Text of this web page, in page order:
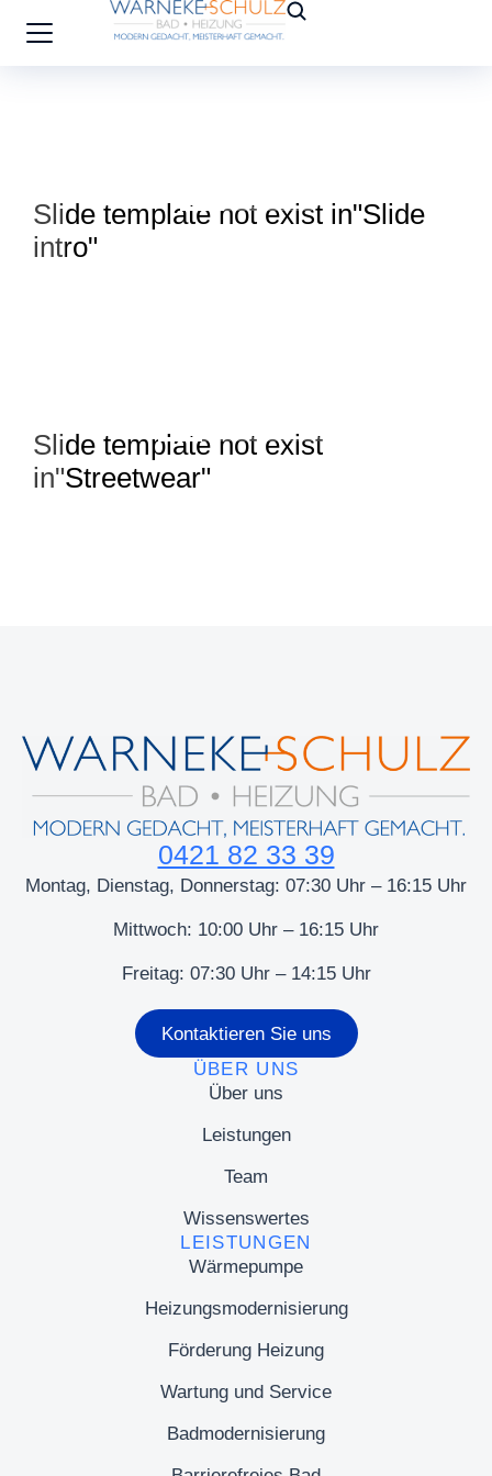
Slide template not exist in"Slide
intro"
Slide template not exist
in"Streetwear"
0421 82 33 39
Montag, Dienstag, Donnerstag: 07:30 Uhr – 16:15 Uhr
Mittwoch: 10:00 Uhr – 16:15 Uhr
Freitag: 07:30 Uhr – 14:15 Uhr
Kontaktieren Sie uns
ÜBER UNS
Über uns
Leistungen
Team
Wissenswertes
LEISTUNGEN
Wärmepumpe
Heizungsmodernisierung
Förderung Heizung
Wartung und Service
Badmodernisierung